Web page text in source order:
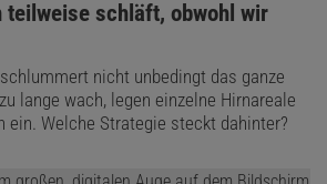
teilweise schläft, obwohl wir
nicht unbedingt das ganze
lange wach, legen einzelne Hirnareale
ein. Welche Strategie steckt dahinter?